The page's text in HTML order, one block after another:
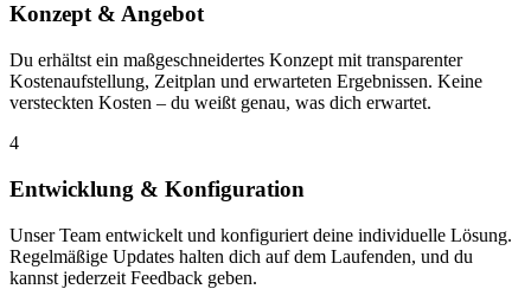
Konzept & Angebot
Du erhältst ein maßgeschneidertes Konzept mit transparenter
Kostenaufstellung, Zeitplan und erwarteten Ergebnissen. Keine
versteckten Kosten – du weißt genau, was dich erwartet.
4
Entwicklung & Konfiguration
Unser Team entwickelt und konfiguriert deine individuelle Lösung.
Regelmäßige Updates halten dich auf dem Laufenden, und du
kannst jederzeit Feedback geben.